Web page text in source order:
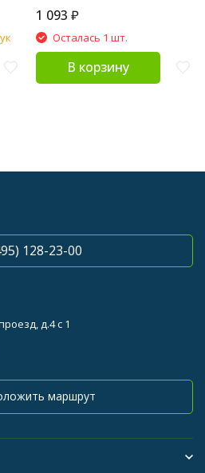
1 093 ₽
Осталась 1 шт.
В корзину
128-23-00
д.4 с 1
маршрут